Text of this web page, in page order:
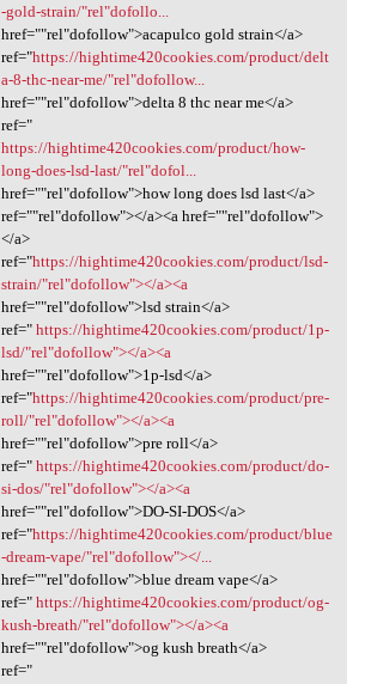
-gold-strain/"rel"dofollo...
href=""rel"dofollow">acapulco gold strain</a>
ref="https://hightime420cookies.com/product/delt
a-8-thc-near-me/"rel"dofollow...
href=""rel"dofollow">delta 8 thc near me</a>
ref="
https://hightime420cookies.com/product/how-
long-does-lsd-last/"rel"dofol...
href=""rel"dofollow">how long does lsd last</a>
ref=""rel"dofollow"></a><a href=""rel"dofollow">
</a>
ref="https://hightime420cookies.com/product/lsd-
strain/"rel"dofollow"></a><a
href=""rel"dofollow">lsd strain</a>
ref=" https://hightime420cookies.com/product/1p-
lsd/"rel"dofollow"></a><a
href=""rel"dofollow">1p-lsd</a>
ref="https://hightime420cookies.com/product/pre-
roll/"rel"dofollow"></a><a
href=""rel"dofollow">pre roll</a>
ref=" https://hightime420cookies.com/product/do-
si-dos/"rel"dofollow"></a><a
href=""rel"dofollow">DO-SI-DOS</a>
ref="https://hightime420cookies.com/product/blue
-dream-vape/"rel"dofollow"></...
href=""rel"dofollow">blue dream vape</a>
ref=" https://hightime420cookies.com/product/og-
kush-breath/"rel"dofollow"></a><a
href=""rel"dofollow">og kush breath</a>
ref="